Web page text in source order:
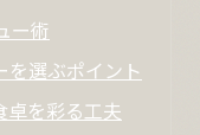
ー術
選ぶポイント
卓を彩る工夫